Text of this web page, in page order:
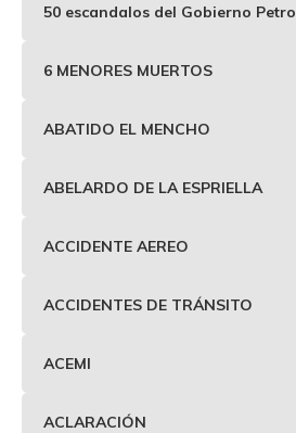
50 escandalos del Gobierno Petro
6 MENORES MUERTOS
ABATIDO EL MENCHO
ABELARDO DE LA ESPRIELLA
ACCIDENTE AEREO
ACCIDENTES DE TRÁNSITO
ACEMI
ACLARACIÓN